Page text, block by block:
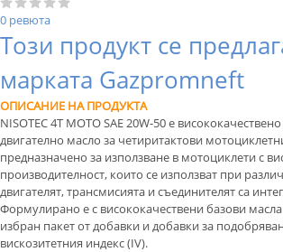
0 ревюта
Този продукт се
марката Gazpromneft
ОПИСАНИЕ НА ПРОДУКТА
NISOTEC 4T MOTO SAE 20W-50 е
двигателно масло за четиритактови
предназначено за използване в мотоциклети с
производителност, които се използват при
двигателят, трансмисията и съединителят са
Формулирано е с висококачествени базови
избран пакет от добавки и добавки за
вискозитетния индекс (IV).